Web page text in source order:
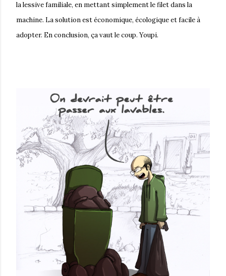
la lessive familiale, en mettant simplement le filet dans la
machine. La solution est économique, écologique et facile à
adopter. En conclusion, ça vaut le coup. Youpi.